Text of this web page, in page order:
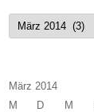
Archiv
März 2014
M
D M